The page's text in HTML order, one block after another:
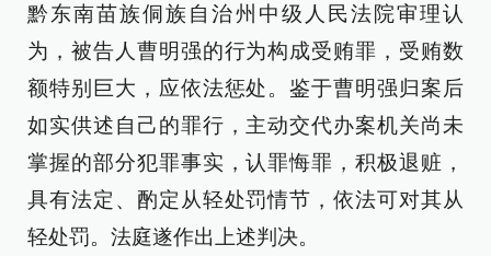
黔东南苗族侗族自治州中级人民法院审理认
为，被告人曹明强的行为构成受贿罪，受贿数
额特别巨大，应依法惩处。鉴于曹明强归案后
如实供述自己的罪行，主动交代办案机关尚未
掌握的部分犯罪事实，认罪悔罪，积极退赃，
具有法定、酌定从轻处罚情节，依法可对其从
轻处罚。法庭遂作出上述判决。